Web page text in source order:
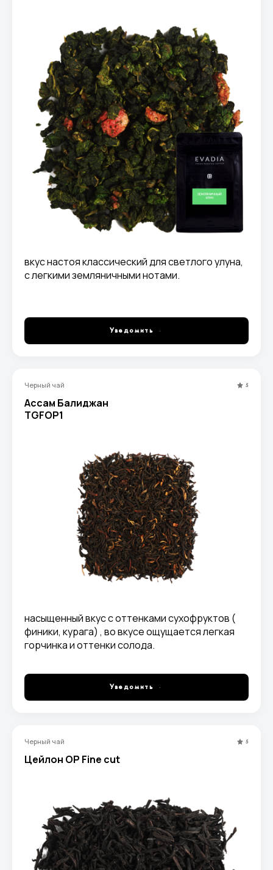
вкус настоя классический для светлого улуна,
с легкими земляничными нотами.
Уведомить
Черный чай 5
Ассам Балиджан
TGFOP1
насыщенный вкус с оттенками сухофруктов (
финики, курага) , во вкусе ощущается легкая
горчинка и оттенки солода.
Уведомить
Черный чай 5
Цейлон OP Fine cut